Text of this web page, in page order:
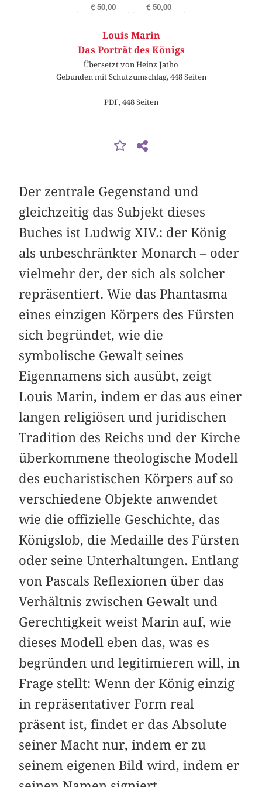
€ 50,00 € 50,00
Louis Marin
Das Porträt des Königs
Übersetzt von Heinz Jatho
Gebunden mit Schutzumschlag, 448 Seiten
PDF, 448 Seiten
Der zentrale Gegenstand und
gleichzeitig das Subjekt dieses
Buches ist Ludwig XIV.: der König
als unbeschränkter Monarch – oder
vielmehr der, der sich als solcher
repräsentiert. Wie das Phantasma
eines einzigen Körpers des Fürsten
sich begründet, wie die
symbolische Gewalt seines
Eigennamens sich ausübt, zeigt
Louis Marin, indem er das aus einer
langen religiösen und juridischen
Tradition des Reichs und der Kirche
überkommene theologische Modell
des eucharistischen Körpers auf so
verschiedene Objekte anwendet
wie die offizielle Geschichte, das
Königslob, die Medaille des Fürsten
oder seine Unterhaltungen. Entlang
von Pascals Reflexionen über das
Verhältnis zwischen Gewalt und
Gerechtigkeit weist Marin auf, wie
dieses Modell eben das, was es
begründen und legitimieren will, in
Frage stellt: Wenn der König einzig
in repräsentativer Form real
präsent ist, findet er das Absolute
seiner Macht nur, indem er zu
seinem eigenen Bild wird, indem er